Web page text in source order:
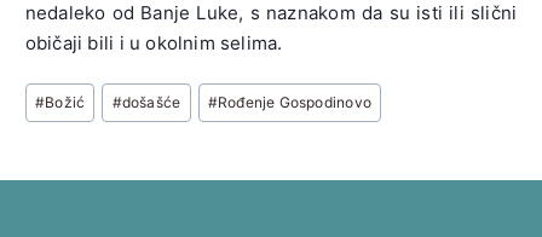
nedaleko od Banje Luke, s naznakom da su isti ili slični
običaji bili i u okolnim selima.
Post
Tags:
#Božić #došašće #Rođenje Gospodinovo